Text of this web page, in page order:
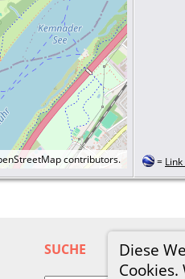
Diese
contributors. =
SUCHE